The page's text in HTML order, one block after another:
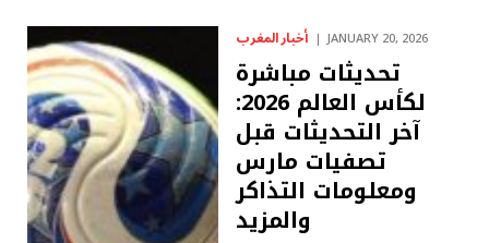
أخبار المغرب JANUARY 20, 2026
تحديثات مباشرة
لكأس العالم 2026:
آخر التحديثات قبل
تصفيات مارس
ومعلومات التذاكر
والمزيد